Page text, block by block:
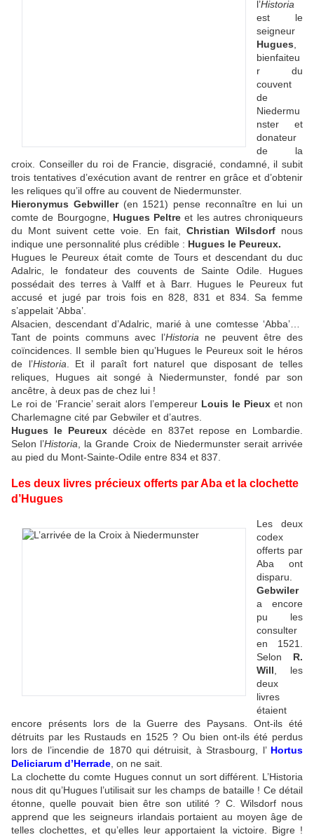
l’Historia
est le
seigneur
Hugues
bienfaiteu
r du
couvent
de
Niedermu
nster et
donateur
de la
croix. Conseiller du roi de Francie, disgracié, condamné, il subit
trois tentatives d’exécution avant de rentrer en grâce et d’obtenir
les reliques qu’il offre au couvent de Niedermunster.
Hieronymus Gebwiller(en 1521) pense reconnaître en lui un
comte de Bourgogne, Hugues Peltre et les autres chroniqueurs
du Mont suivent cette voie. En fait, Christian Wilsdorf nous
indique une personnalité plus crédible : Hugues le Peureux.
Hugues le Peureux était comte de Tours et descendant du duc
Adalric, le fondateur des couvents de Sainte Odile. Hugues
possédait des terres à Valff et à Barr. Hugues le Peureux fut
accusé et jugé par trois fois en 828, 831 et 834. Sa femme
s’appelait ‘Abba’.
Alsacien, descendant d’Adalric, marié à une comtesse ‘Abba’…
Tant de points communs avec l’Historia ne peuvent être des
coïncidences. Il semble bien qu’Hugues le Peureux soit le héros
de l’Historia . Et il paraît fort naturel que disposant de telles
reliques, Hugues ait songé à Niedermunster, fondé par son
ancêtre, à deux pas de chez lui !
Le roi de ‘Francie’ serait alors l’empereur Louis le Pieuxet non
Charlemagne cité par Gebwiler et d’autres.
Hugues le Peureux décède en 837et repose en Lombardie.
Selon l’Historia , la Grande Croix de Niedermunster serait arrivée
au pied du Mont-Sainte-Odile entre 834 et 837.
Les deux livres précieux offerts par Aba et la clochette
d’Hugues
Les deux
codex
offerts par
Aba ont
disparu.
Gebwiler
a encore
pu les
consulter
en 1521.
Selon R.
Will, les
deux
livres
étaient
encore présents lors de la Guerre des Paysans. Ont-ils été
détruits par les Rustauds en 1525 ? Ou bien ont-ils été perdus
lors de l’incendie de 1870 qui détruisit, à Strasbourg, l’ Hortus
Deliciarum d’Herrade, on ne sait.
La clochette du comte Hugues connut un sort différent. L’Historia
nous dit qu’Hugues l’utilisait sur les champs de bataille ! Ce détail
étonne, quelle pouvait bien être son utilité ? C. Wilsdorf nous
apprend que les seigneurs irlandais portaient au moyen âge de
telles clochettes, et qu’elles leur apportaient la victoire. Bigre !